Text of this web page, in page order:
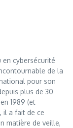
en cybersécurité
de la
pour son
plus de 30
1989 (et
il a fait de ce
matière de veille,